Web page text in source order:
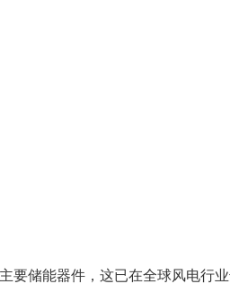
要储能器件，这已在全球风电行